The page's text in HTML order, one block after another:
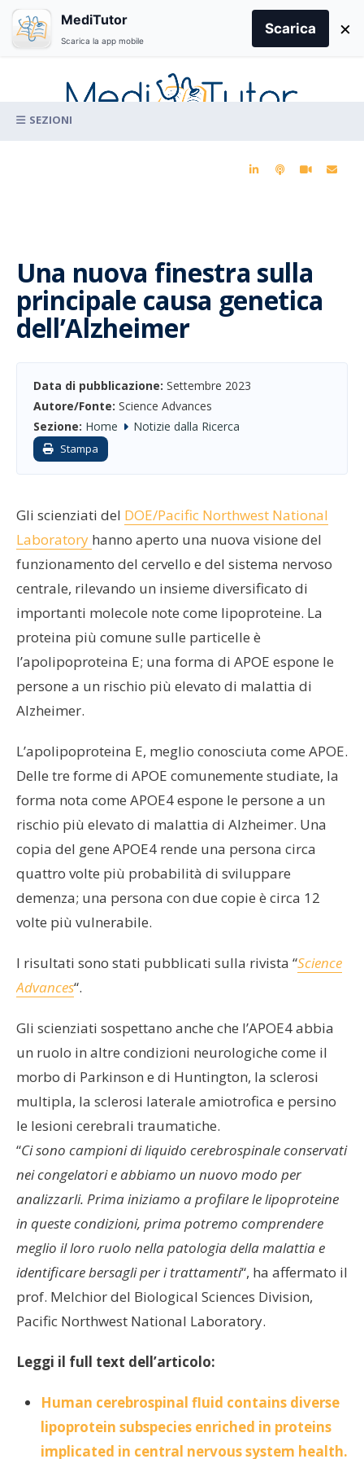
content
Una nuova finestra sulla
principale causa genetica
dell’Alzheimer
Data di pubblicazione: Settembre 2023
Autore/Fonte: Science Advances
Sezione: Home Notizie dalla Ricerca
Stampa
Gli scienziati del DOE/Pacific Northwest National
Laboratory hanno aperto una nuova visione del
funzionamento del cervello e del sistema nervoso
centrale, rilevando un insieme diversificato di
importanti molecole note come lipoproteine. La
proteina più comune sulle particelle è
l’apolipoproteina E; una forma di APOE espone le
persone a un rischio più elevato di malattia di
Alzheimer.
L’apolipoproteina E, meglio conosciuta come APOE.
Delle tre forme di APOE comunemente studiate, la
forma nota come APOE4 espone le persone a un
rischio più elevato di malattia di Alzheimer. Una
copia del gene APOE4 rende una persona circa
quattro volte più probabilità di sviluppare
demenza; una persona con due copie è circa 12
volte più vulnerabile.
I risultati sono stati pubblicati sulla rivista “Science
Advances“.
Gli scienziati sospettano anche che l’APOE4 abbia
un ruolo in altre condizioni neurologiche come il
morbo di Parkinson e di Huntington, la sclerosi
multipla, la sclerosi laterale amiotrofica e persino
le lesioni cerebrali traumatiche.
“Ci sono campioni di liquido cerebrospinale conservati
nei congelatori e abbiamo un nuovo modo per
analizzarli. Prima iniziamo a profilare le lipoproteine ​​
in queste condizioni, prima potremo comprendere
meglio il loro ruolo nella patologia della malattia e
identificare bersagli per i trattamenti“, ha affermato il
prof. Melchior del Biological Sciences Division,
Pacific Northwest National Laboratory.
Leggi il full text dell’articolo:
Human cerebrospinal fluid contains diverse
lipoprotein subspecies enriched in proteins
implicated in central nervous system health.
for:
MediTutor
Scarica la app mobile
Scarica ×